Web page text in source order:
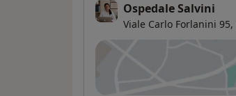
Ospedale Salvini
Viale Carlo Forlanini 95,